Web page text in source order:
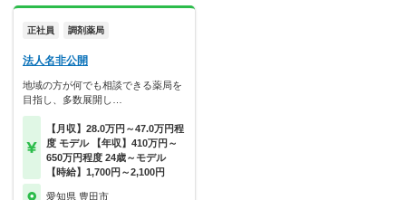
正社員 調剤薬局
法人名非公開
地域の方が何でも相談できる薬局を
目指し、多数展開し…
【月収】28.0万円～47.0万円程
度 モデル 【年収】410万円～
650万円程度 24歳～モデル
【時給】1,700円～2,100円
愛知県 豊田市